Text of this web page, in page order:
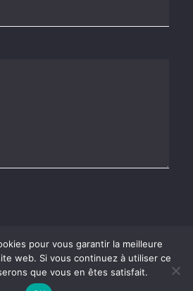
pour vous garantir la meilleure
web. Si vous continuez à utiliser ce
que vous en êtes satisfait.